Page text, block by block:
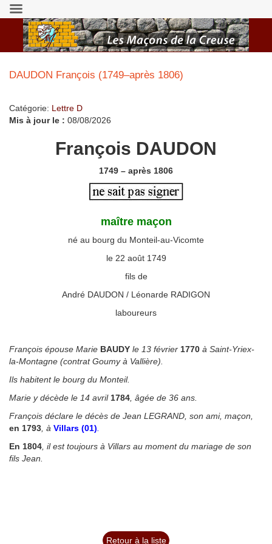
DAUDON François (1749–après 1806)
Catégorie: Lettre D
Mis à jour le : 08/08/2026
François DAUDON
1749 – après 1806
maître maçon
né au bourg du Monteil-au-Vicomte
le 22 août 1749
fils de
André DAUDON / Léonarde RADIGON
laboureurs
François épouse Marie BAUDY le 13 février 1770 à Saint-Yriex-
la-Montagne (contrat Goumy à Vallière).
Ils habitent le bourg du Monteil.
Marie y décède le 14 avril 1784 , âgée de 36 ans.
François déclare le décès de Jean LEGRAND, son ami, maçon,
en 1793 , à Villars (01)
En 1804 , il est toujours à Villars au moment du mariage de son
fils Jean.
Retour à la liste